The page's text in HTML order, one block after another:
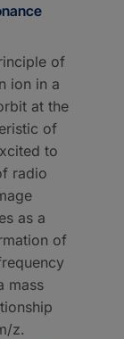
of
ion in a
at the
of
to
radio
as a
of
mass
z.